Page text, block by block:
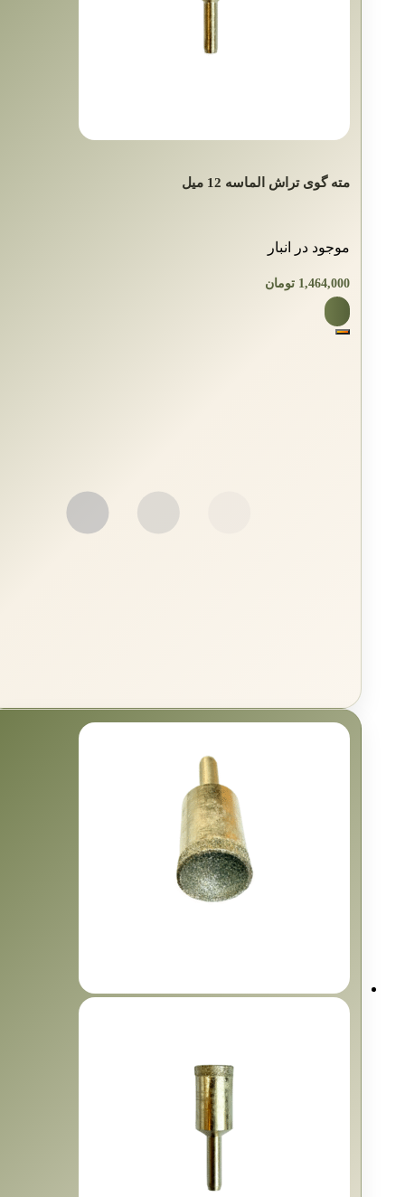
مته گوی‌ تراش الماسه 12 میل
موجود در انبار
1,464,000 تومان